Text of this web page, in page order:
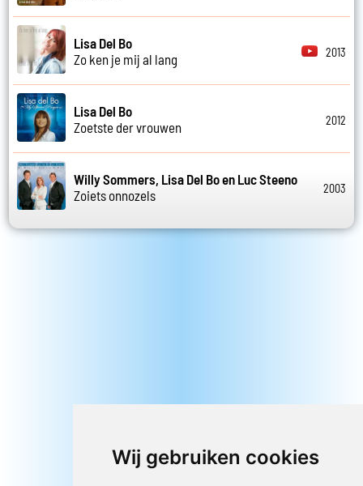
Wij gebruiken cookies
Lisa Del Bo
Zo ken je mij al lang
2013
Lisa Del Bo
Zoetste der vrouwen
2012
Willy Sommers, Lisa Del Bo en Luc Steeno
Zoiets onnozels
2003